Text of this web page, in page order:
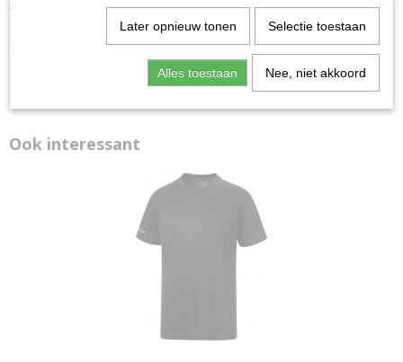
temperatuurregeling. Gevlekte, modieuze kleuren. Comfortabel om te
dragen polyester met een katoenachtige afwerking.
Ook interessant
Later opnieuw tonen Selectie toestaan
Alles toestaan Nee, niet akkoord